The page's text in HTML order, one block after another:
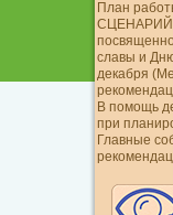
План
славы и
декабря
В помощь
при
Главные